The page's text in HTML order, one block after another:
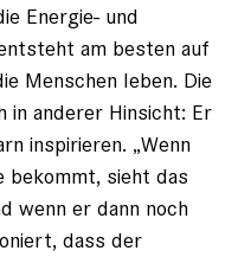
Energie- und
am besten auf
Menschen leben. Die
in anderer Hinsicht: Er
inspirieren. „Wenn
bekommt, sieht das
wenn er dann noch
dass der